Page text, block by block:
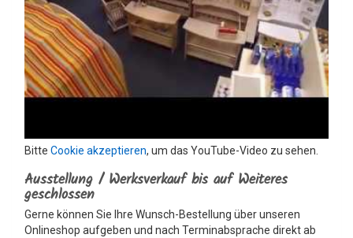
Bitte Cookie akzeptieren, um das YouTube-Video zu sehen.
Ausstellung / Werksverkauf bis auf Weiteres
geschlossen
Gerne können Sie Ihre Wunsch-Bestellung über unseren
Onlineshop aufgeben und nach Terminabsprache direkt ab